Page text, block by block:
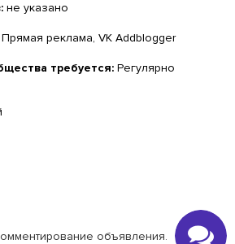
не указано
Прямая реклама, VK Addblogger
требуется: Регулярно
объявления.